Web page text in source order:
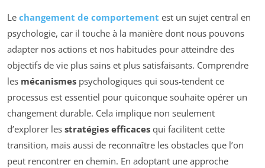
Le changement de comportement est un sujet central en
psychologie, car il touche à la manière dont nous pouvons
adapter nos actions et nos habitudes pour atteindre des
objectifs de vie plus sains et plus satisfaisants. Comprendre
les mécanismes psychologiques qui sous-tendent ce
processus est essentiel pour quiconque souhaite opérer un
changement durable. Cela implique non seulement
d’explorer les stratégies efficaces qui facilitent cette
transition, mais aussi de reconnaître les obstacles que l’on
peut rencontrer en chemin. En adoptant une approche